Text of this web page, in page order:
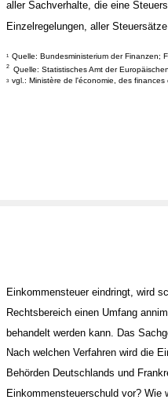
aller Sachverhalte, die eine
Einzelregelungen, aller
1 Quelle: Bundesministerium der Finanzen;
2 Quelle: Statistisches Amt der
3 vgl.: Ministère de l'économie, des
Einkommensteuer eindringt, wird
Rechtsbereich einen Umfang
behandelt werden kann. Das
Nach welchen Verfahren wird die
Behörden Deutschlands und
Einkommensteuerschuld vor? Wie